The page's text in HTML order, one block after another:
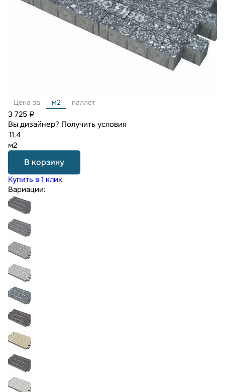
Цена за м2 паллет
3 725 ₽
Вы дизайнер? Получить условия
м2
В корзину
Купить в 1 клик
Вариации: